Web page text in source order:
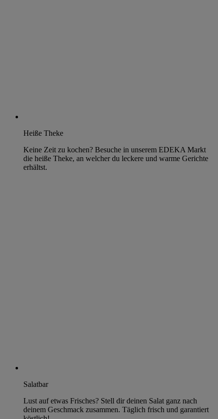
Heiße Theke
Keine Zeit zu kochen? Besuche in unserem EDEKA Markt
die heiße Theke, an welcher du leckere und warme Gerichte
erhältst.
Salatbar
Lust auf etwas Frisches? Stell dir deinen Salat ganz nach
deinem Geschmack zusammen. Täglich frisch und garantiert